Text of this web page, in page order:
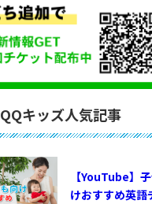
QQキッズ人気記事
【YouTube】
けおすすめ英語